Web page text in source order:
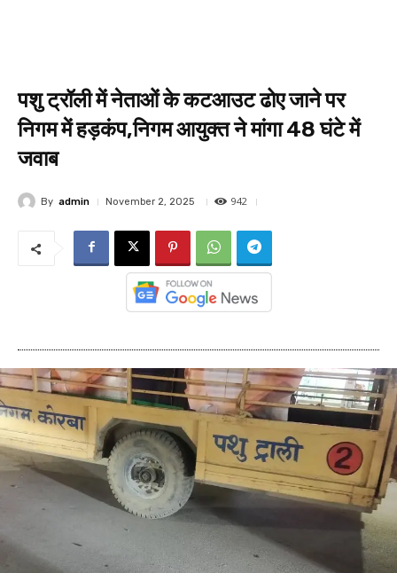
पशु ट्रॉली में नेताओं के कटआउट ढोए जाने पर
निगम में हड़कंप,निगम आयुक्त ने मांगा 48 घंटे में
जवाब
By admin November 2, 2025 942